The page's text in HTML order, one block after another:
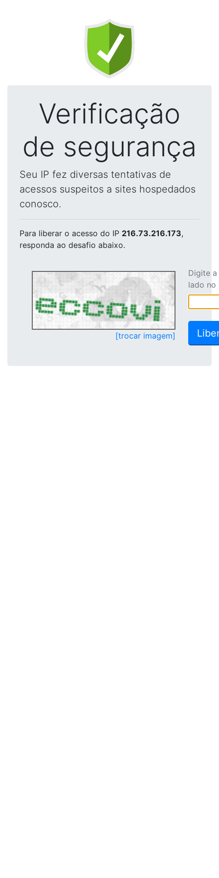
Verificação
de segurança
Seu IP fez diversas tentativas de
acessos suspeitos a sites hospedados
conosco.
Para liberar o acesso do IP 216.73.216.173,
responda ao desafio abaixo.
[trocar imagem]
Digite
lado no